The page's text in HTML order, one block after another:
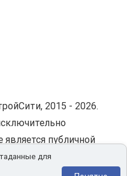
2015 - 2026.
публичной
метаданные для
для